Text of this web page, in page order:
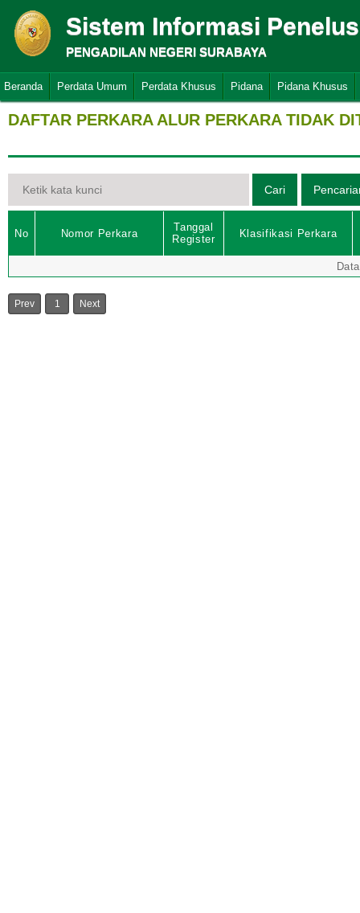
Sistem Informasi
PENGADILAN NEGERI SURABAYA
Beranda Perdata Umum Perdata Khusus Pidana Pidana Khusus
DAFTAR PERKARA ALUR PERKARA TIDAK
No Nomor Perkara
Tanggal
Register
Klasifikasi Perkara
Prev 1 Next